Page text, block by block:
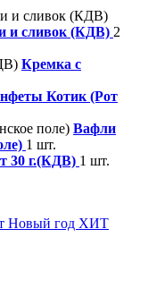
и сливок (КДВ) 2
Кремка с
Котик (Рот
Вафли
1 шт.
30 г.(КДВ) 1 шт.
Новый год ХИТ